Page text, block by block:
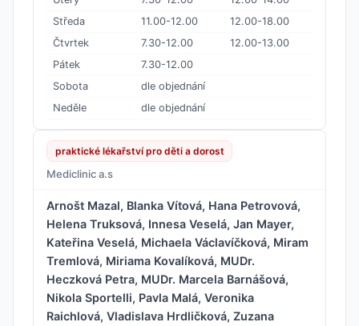
Středa
11.00-12.00
12.00-18.00
Čtvrtek
7.30-12.00
12.00-13.00
Pátek
7.30-12.00
Sobota
dle objednání
Neděle
dle objednání
praktické lékařství pro děti a dorost
Mediclinic a.s
Arnošt Mazal, Blanka Vítová, Hana Petrovová,
Helena Truksová, Innesa Veselá, Jan Mayer,
Kateřina Veselá, Michaela Václavíčková, Miram
Tremlová, Miriama Kovalíková, MUDr.
Heczková Petra, MUDr. Marcela Barnášová,
Nikola Sportelli, Pavla Malá, Veronika
Raichlová, Vladislava Hrdličková, Zuzana